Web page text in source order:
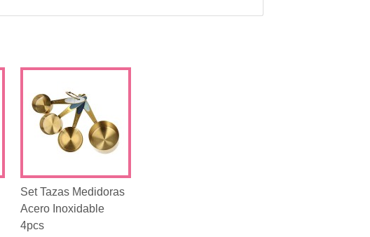
Set Tazas Medidoras
Acero Inoxidable
4pcs